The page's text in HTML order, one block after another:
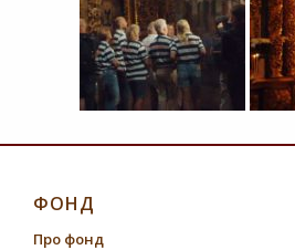
ФОНД
Про фонд